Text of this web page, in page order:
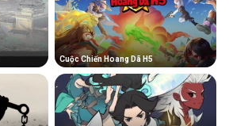
Cuộc Chiến Hoang Dã H5